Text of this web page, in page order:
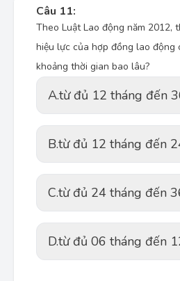
Câu 11:
Theo Luật Lao động năm 2012,
hiệu lực của hợp đồng lao động
khoảng thời gian bao lâu?
A.từ đủ 12 tháng đến
B.từ đủ 12 tháng đến
C.từ đủ 24 tháng đến
D.từ đủ 06 tháng đến